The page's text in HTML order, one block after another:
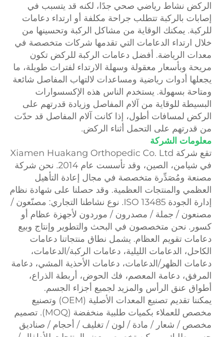
الركض نشاط رياضي صحي جدًا، لكنه قد يتسبب في
إصابات بالركبة تتطلب جراحة مكلفة أو ارتداء دعامات
للركبة. يمكنك الوقاية من مشاكل الركبة وتحسينها من
خلال ارتداء الدعامات التي تقدمها شركات متخصصة في
معدات الرياضة. أفضل دعامات الركبة للركض تكون
مريحة وبأسعار معقولة وسهلة الارتداء لفترات طويلة، ما
يجعلها أدوات رياضية ومساعدات لالتهاب المفاصل شائعة
ومتاحة بسهولة. يستخدم الناس هذه الإكسسوارات
البسيطة للوقاية من آلام المفاصل وزيادة قدرتهم على
الركض لمسافات أطول، إذا كانت آلام المفاصل قد حدّت
من قدرتهم على التحمل أثناء الركض.
معلومات الشركة
تقع شركة Xiamen Huakang Orthopedic Co. Ltd
في شيامن، الصين، وقد تأسست عام 2014. نحن شركة
مصنعة ومُصَدِّرة متخصصة في مجال إعادة التأهيل
العظمي والمنتجات العظمية. وقد حصلنا على شهادة نظام
إدارة الجودة ISO 13485. نوع نشاطنا التجاري: مصنّعون /
مصنعون / جملة / مصدرون / موردون لأجهزة عظام أو
كسور. نحن متخصصون في البحث والتطوير وإنتاج وبيع
دعامات تقويم العظام. يشمل نطاق منتجاتنا دعامات
الكاحل، الدعامات الليلية، دعامات الركبة/الدعامات،
دعامات الظهر/الدعامات، دعامات الأحذية المشي، دعامة
المرفق، دعامة المعصم، فك الحوض، أربطة الذراع،
أطواق عنق الرأس والمزيد لجميع أجزاء الجسم.
يمكننا تقديم تصنيع المعدات الأصلية (OEM) وتصنيع
مخصص للعملاء بكميات طلبية منخفضة (MOQ). تصميم
مخصص / شعار / مادة / لون / تغليف / أحجام / صناديق